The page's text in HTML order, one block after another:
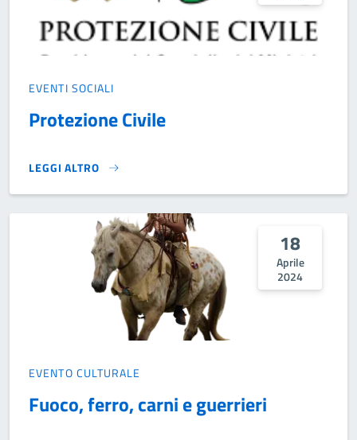
EVENTI SOCIALI
Protezione Civile
LEGGI ALTRO
PROTEZIONE CIVILE}
18
Aprile
2024
EVENTO CULTURALE
Fuoco, ferro, carni e guerrieri